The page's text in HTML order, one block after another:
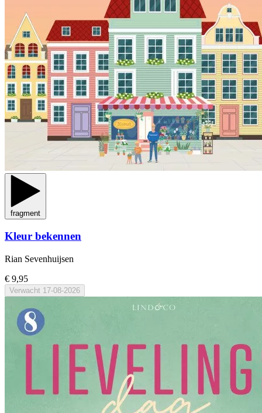
fragment
Kleur bekennen
Rian Sevenhuijsen
€ 9,95
Verwacht 17-08-2026